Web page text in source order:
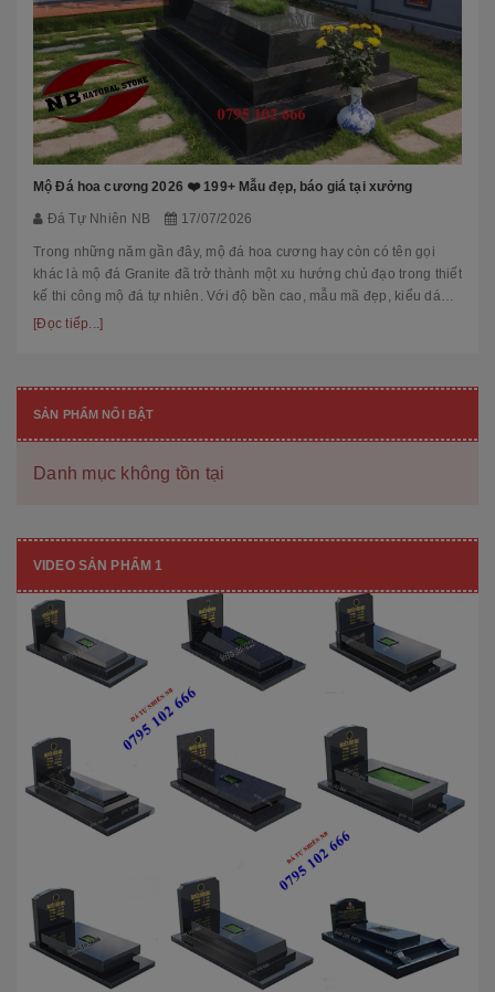
Mộ Đá hoa cương 2026 ❤️ 199+ Mẫu đẹp, báo giá tại xưởng
Đá Tự Nhiên NB 17/07/2026
Trong những năm gần đây, mộ đá hoa cương hay còn có tên gọi
khác là mộ đá Granite đã trở thành một xu hướng chủ đạo trong thiết
kế thi công mộ đá tự nhiên. Với độ bền cao, mẫu mã đẹp, kiểu dáng
hiệ...
[Đọc tiếp...]
SẢN PHẨM NỔI BẬT
Danh mục không tồn tại
VIDEO SẢN PHẨM 1